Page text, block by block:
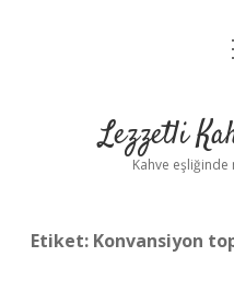
Lezzetli
Kahve
Etiket: Konvansiyon